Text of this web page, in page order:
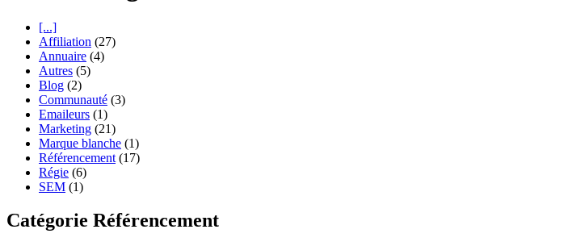
[...]
Affiliation (27)
Annuaire (4)
Autres (5)
Blog (2)
Communauté (3)
Emaileurs (1)
Marketing (21)
Marque blanche (1)
Référencement (17)
Régie (6)
SEM (1)
Catégorie Référencement